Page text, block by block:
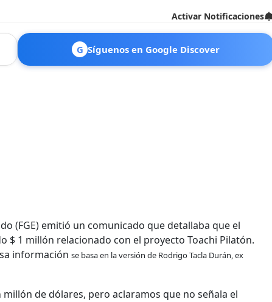
Activar Notificaciones
G Síguenos en Google Discover
(FGE) emitió un comunicado que detallaba que el
$ 1 millón relacionado con el proyecto Toachi Pilatón.
información se basa en la versión de Rodrigo Tacla Durán, ex
de dólares, pero aclaramos que no señala el